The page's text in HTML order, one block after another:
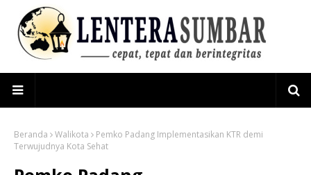
Beranda Walikota
Pemko Padang Implementasikan KTR demi
Terwujudnya Kota Sehat